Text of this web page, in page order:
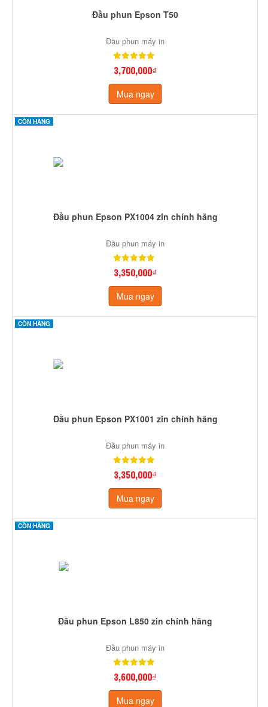
Đầu phun Epson T50
Đầu phun máy in
3,700,000₫
Mua ngay
CÒN HÀNG
Đầu phun Epson PX1004 zin chính hãng
Đầu phun máy in
3,350,000₫
Mua ngay
CÒN HÀNG
Đầu phun Epson PX1001 zin chính hãng
Đầu phun máy in
3,350,000₫
Mua ngay
CÒN HÀNG
Đầu phun Epson L850 zin chính hãng
Đầu phun máy in
3,600,000₫
Mua ngay